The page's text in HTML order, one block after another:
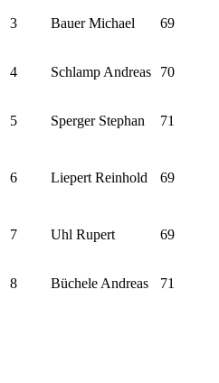
3 Bauer Michael 69
4 Schlamp Andreas 70
5 Sperger Stephan 71
6 Liepert Reinhold 69
7 Uhl Rupert 69
8 Büchele Andreas 71